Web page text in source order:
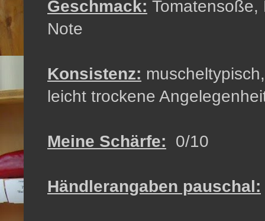
Geschmack: Tomatensoße,
Note
Konsistenz:
leicht trockene
Meine Schärfe: 0/10
Händlerangaben pauschal: